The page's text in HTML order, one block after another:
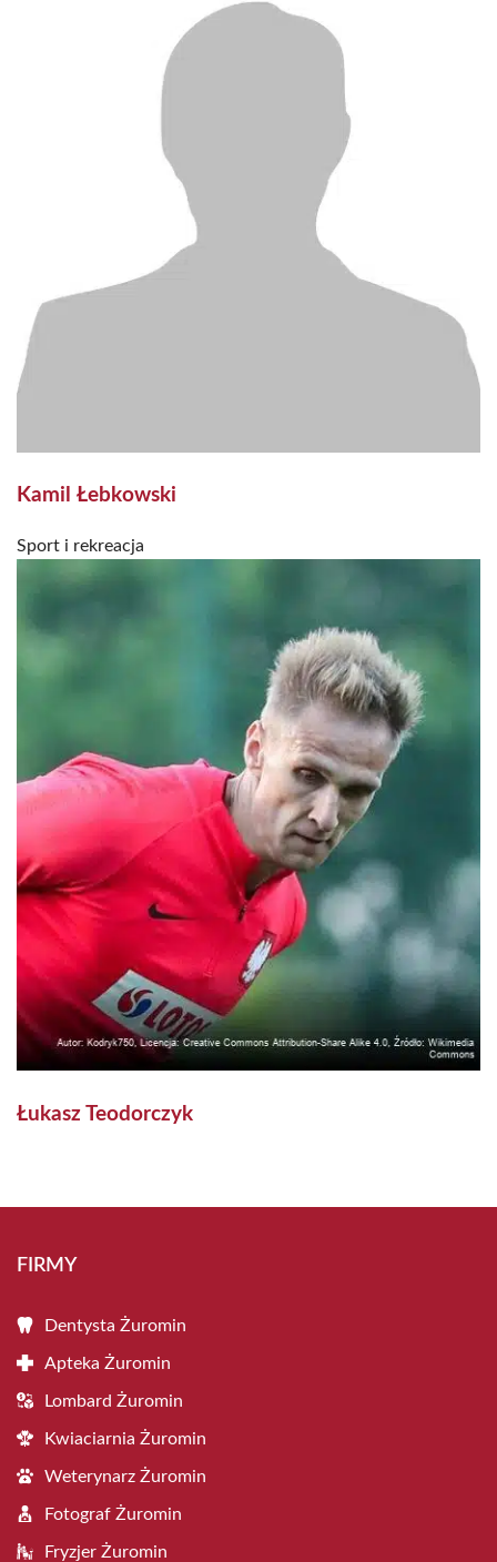
Kamil Łebkowski
Sport i rekreacja
Łukasz Teodorczyk
FIRMY
Dentysta Żuromin
Apteka Żuromin
Lombard Żuromin
Kwiaciarnia Żuromin
Weterynarz Żuromin
Fotograf Żuromin
Fryzjer Żuromin